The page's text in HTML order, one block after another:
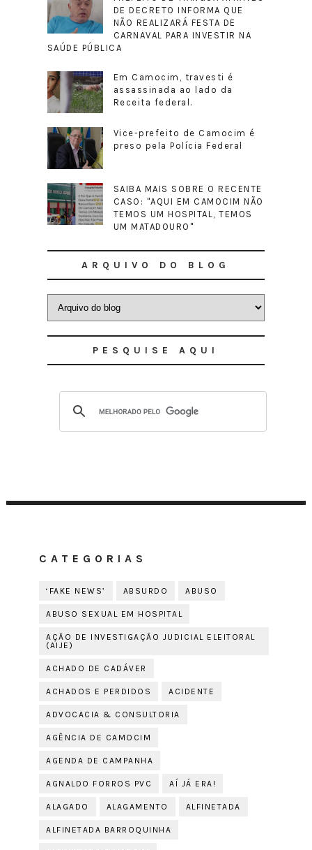
DE DECRETO INFORMA QUE
NÃO REALIZARÁ FESTA DE
CARNAVAL PARA INVESTIR NA
SAÚDE PÚBLICA
Em Camocim, travesti é
assassinada ao lado da
Receita federal.
Vice-prefeito de Camocim é
preso pela Polícia Federal
SAIBA MAIS SOBRE O RECENTE
CASO: "AQUI EM CAMOCIM NÃO
TEMOS UM HOSPITAL, TEMOS
UM MATADOURO"
ARQUIVO DO BLOG
PESQUISE AQUI
CATEGORIAS
‘FAKE NEWS’ ABSURDO ABUSO
ABUSO SEXUAL EM HOSPITAL
AÇÃO DE INVESTIGAÇÃO JUDICIAL ELEITORAL
(AIJE)
ACHADO DE CADÁVER
ACHADOS E PERDIDOS ACIDENTE
ADVOCACIA & CONSULTORIA
AGÊNCIA DE CAMOCIM
AGENDA DE CAMPANHA
AGNALDO FORROS PVC AÍ JÁ ERA!
ALAGADO ALAGAMENTO ALFINETADA
ALFINETADA BARROQUINHA